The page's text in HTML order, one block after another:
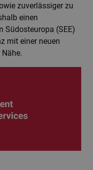
zuverlässiger zu
einen
Südosteuropa (SEE)
mit einer neuen